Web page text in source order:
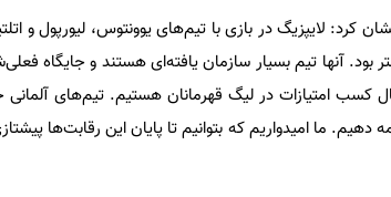
کرد: لایپزیگ در بازی با تیم‌های یوونتوس، لیورپول و
آنها تیم بسیار سازمان یافته‌ای هستند و جایگاه
کسب امتیازات در لیگ قهرمانان هستیم. تیم‌های آلمانی
دهیم. ما امیدواریم که بتوانیم تا پایان این رقابت‌ها